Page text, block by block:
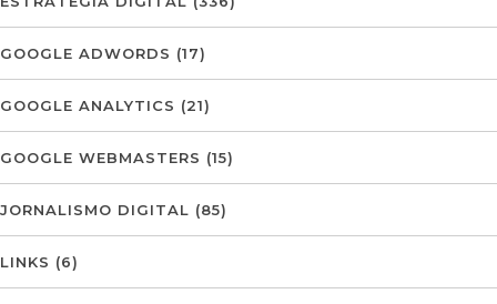
GOOGLE ADWORDS (17)
GOOGLE ANALYTICS (21)
GOOGLE WEBMASTERS (15)
JORNALISMO DIGITAL (85)
LINKS (6)